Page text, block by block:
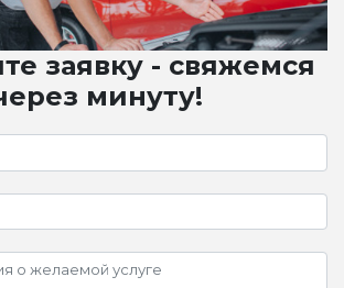
заявку - свяжемся
минуту!